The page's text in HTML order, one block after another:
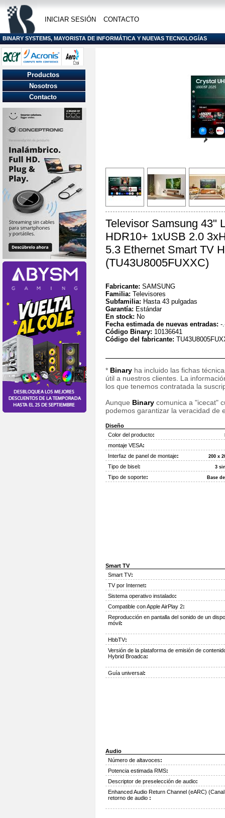
INICIAR SESIÓN CONTACTO
BINARY SYSTEMS, MAYORISTA DE INFORMÁTICA Y NUEVAS TECNOLOGÍAS
Televisor Samsung 43"
HDR10+ 1xUSB 2.0
5.3 Ethernet Smart TV
(TU43U8005FUXXC)
Fabricante: SAMSUNG
Familia: Televisores
Subfamilia: Hasta 43 pulgadas
Garantía: Estándar
En stock: No
Fecha estimada de nuevas entradas: -
Código Binary: 10136641
Código del fabricante:
* Binary ha incluido las fichas
útil a nuestros clientes. La
los que tenemos contratada la
Aunque Binary comunica a "icecat"
podemos garantizar la veracidad de
Diseño
Color del producto:
montaje VESA:
Interfaz de panel de montaje: 200 x
Tipo de bisel: 3
Tipo de soporte: Base
Smart TV
Smart TV:
TV por Internet:
Sistema operativo instalado:
Compatible con Apple AirPlay 2:
Reproducción en pantalla del sonido de un
móvil:
HbbTV:
Versión de la plataforma de emisión de
Hybrid Broadca:
Guía universal:
Audio
Número de altavoces:
Potencia estimada RMS:
Descriptor de preselección de audio:
Enhanced Audio Return Channel (eARC)
retorno de audio :
Productos
Nosotros
Contacto